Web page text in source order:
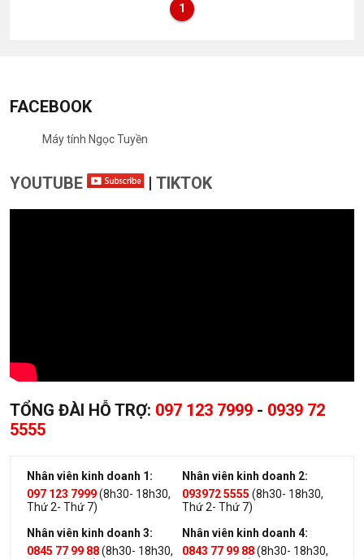
1
FACEBOOK
Máy tính Ngọc Tuyền
YOUTUBE | TIKTOK
TỔNG ĐÀI HỖ TRỢ: 097 123 7999 - 0939 72
5555
Nhân viên kinh doanh 1:
097 123 7999(8h30- 18h30,
Thứ 2- Thứ 7)
Nhân viên kinh doanh 2:
093972 5555 (8h30- 18h30,
Thứ 2- Thứ 7)
Nhân viên kinh doanh 3:
0845 77 99 88(8h30- 18h30,
Nhân viên kinh doanh 4:
0843 77 99 88(8h30- 18h30,